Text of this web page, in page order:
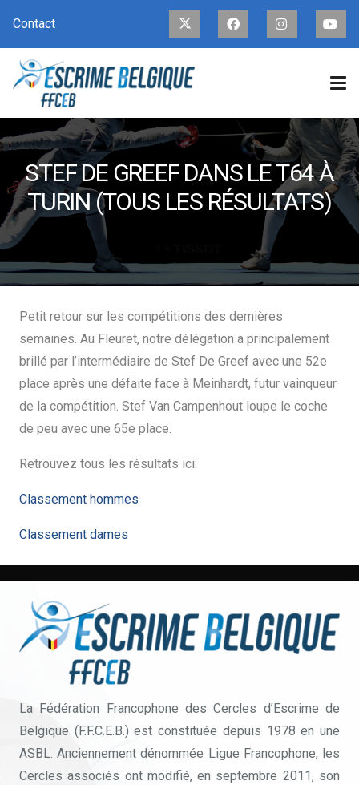
Contact
STEF DE GREEF DANS LE T64 À
TURIN (TOUS LES RÉSULTATS)
Petit retour sur les compétitions des dernières
semaines. Au Fleuret, notre délégation a principalement
brillé par l’intermédiaire de Stef De Greef avec une 52e
place après une défaite face à Meinhardt, futur vainqueur
de la compétition. Stef Van Campenhout loupe le coche
de peu avec une 65e place.
Retrouvez tous les résultats ici:
Classement hommes
Classement dames
La Fédération Francophone des Cercles d’Escrime de
Belgique (F.F.C.E.B.) est constituée depuis 1978 en une
ASBL. Anciennement dénommée Ligue Francophone, les
Cercles associés ont modifié, en septembre 2011, son